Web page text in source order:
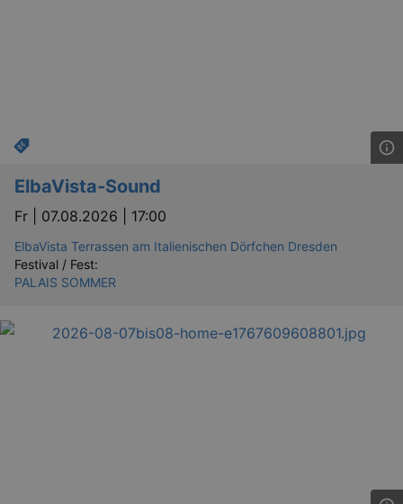
ElbaVista-Sound
Fr | 07.08.2026 | 17:00
ElbaVista Terrassen am Italienischen Dörfchen Dresden
Festival / Fest:
PALAIS SOMMER